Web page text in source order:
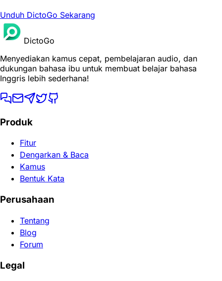
Unduh DictoGo Sekarang
DictoGo
Menyediakan kamus cepat, pembelajaran audio, dan
dukungan bahasa ibu untuk membuat belajar bahasa
Inggris lebih sederhana!
Produk
Fitur
Dengarkan & Baca
Kamus
Bentuk Kata
Perusahaan
Tentang
Blog
Forum
Legal